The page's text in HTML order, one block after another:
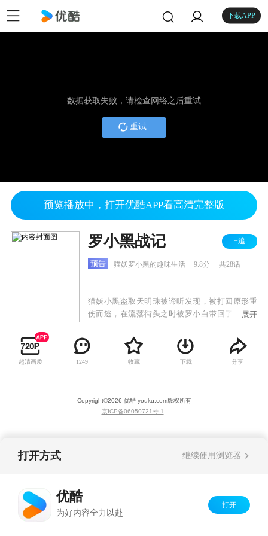
下载APP
数据获取失败，请检查网络之后重试
重试
预览播放中，打开优酷APP看高清完整版
罗小黑战记 +追
预告 猫妖罗小黑的趣味生活 9.8分 共28话
猫妖小黑盗取天明珠被谛听发现，被打回原形重
伤而逃，在流落街头之时被罗小白带回了家，起
白自己要暂时离开去完成师父交给自己的任务。
却在离开之后因为师傅交给自己的任务又回到了
小白身边，等待着他们的会是什么呢？
展开
超清画质 1249 收藏 下载 分享
Copyright©2026 优酷 youku.com版权所有
京ICP备06050721号-1
打开方式 继续使用浏览器
优酷
为好内容全力以赴
打开